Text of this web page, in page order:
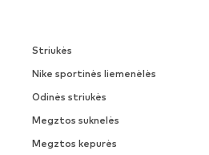
Striukės
Nike sportinės liemenėlės
Odinės striukės
Megztos suknelės
Megztos kepurės